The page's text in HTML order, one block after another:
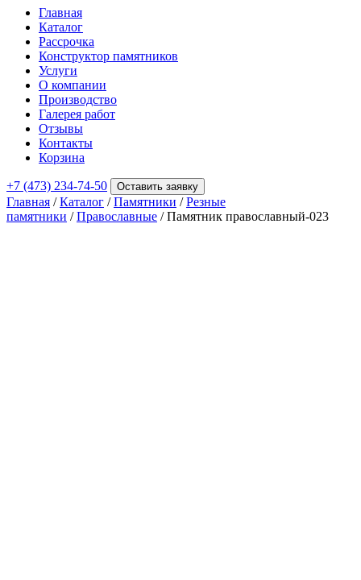
Главная
Каталог
Рассрочка
Конструктор памятников
Услуги
О компании
Производство
Галерея работ
Отзывы
Контакты
Корзина
+7 (473) 234-74-50 Оставить заявку
Главная /Каталог /Памятники /Резные
памятники /Православные / Памятник православный-023